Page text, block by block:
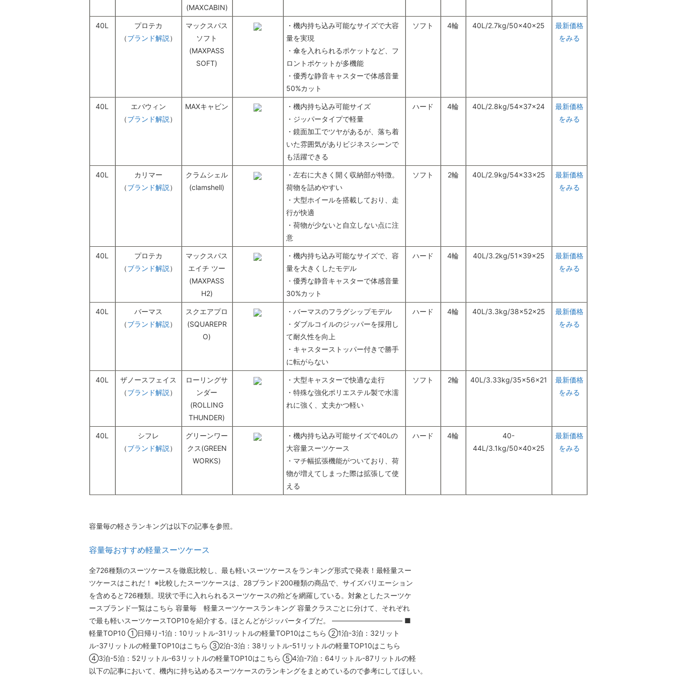
(MAXCABIN)
40L
プロテカ
（ブランド解説）
マックスパス
ソフト
(MAXPASS
SOFT)
・機内持ち込み可能なサイズで大容
量を実現
・傘を入れられるポケットなど、フ
ロントポケットが多機能
・優秀な静音キャスターで体感音量
50%カット
ソフト 4輪 40L/2.7kg/50×40×25
最新価格
をみる
40L
エバウィン
（ブランド解説）
MAXキャビン
・機内持ち込み可能サイズ
・ジッパータイプで軽量
・鏡面加工でツヤがあるが、落ち着
いた雰囲気がありビジネスシーンで
も活躍できる
ハード 4輪 40L/2.8kg/54×37×24
最新価格
をみる
40L
カリマー
（ブランド解説）
クラムシェル
(clamshell)
・左右に大きく開く収納部が特徴。
荷物を詰めやすい
・大型ホイールを搭載しており、走
行が快適
・荷物が少ないと自立しない点に注
意
ソフト 2輪 40L/2.9kg/54×33×25
最新価格
をみる
40L
プロテカ
（ブランド解説）
マックスパス
エイチ ツー
(MAXPASS
H2)
・機内持ち込み可能なサイズで、容
量を大きくしたモデル
・優秀な静音キャスターで体感音量
30%カット
ハード 4輪 40L/3.2kg/51×39×25
最新価格
をみる
40L
バーマス
（ブランド解説）
スクエアプロ
(SQUAREPR
O)
・バーマスのフラグシップモデル
・ダブルコイルのジッパーを採用し
て耐久性を向上
・キャスターストッパー付きで勝手
に転がらない
ハード 4輪 40L/3.3kg/38×52×25
最新価格
をみる
40L
ザノースフェイス
（ブランド解説）
ローリングサ
ンダー
(ROLLING
THUNDER)
・大型キャスターで快適な走行
・特殊な強化ポリエステル製で水濡
れに強く、丈夫かつ軽い
ソフト 2輪 40L/3.33kg/35×56×21
最新価格
をみる
40L
シフレ
（ブランド解説）
グリーンワー
クス(GREEN
WORKS)
・機内持ち込み可能サイズで40Lの
大容量スーツケース
・マチ幅拡張機能がついており、荷
物が増えてしまった際は拡張して使
える
ハード 4輪
40-
44L/3.1kg/50×40×25
最新価格
をみる
容量毎の軽さランキングは以下の記事を参照。
容量毎おすすめ軽量スーツケース
全726種類のスーツケースを徹底比較し、最も軽いスーツケースをランキング形式で発表！最軽量スー
ツケースはこれだ！ ※比較したスーツケースは、28ブランド200種類の商品で、サイズバリエーション
を含めると726種類。現状で手に入れられるスーツケースの殆どを網羅している。対象としたスーツケ
ースブランド一覧はこちら 容量毎 軽量スーツケースランキング 容量クラスごとに分けて、それぞれ
で最も軽いスーツケースTOP10を紹介する。ほとんどがジッパータイプだ。 —————————— ■
軽量TOP10 ①日帰り-1泊：10リットル-31リットルの軽量TOP10はこちら ②1泊-3泊：32リット
ル-37リットルの軽量TOP10はこちら ③2泊-3泊：38リットル-51リットルの軽量TOP10はこちら
④3泊-5泊：52リットル-63リットルの軽量TOP10はこちら ⑤4泊-7泊：64リットル-87リットルの軽
量TOP10はこちら ⑥8泊-10泊：88リットル-111リットルの軽量TOP10はこちら
以下の記事において、機内に持ち込めるスーツケースのランキングをまとめているので参考にしてほしい。